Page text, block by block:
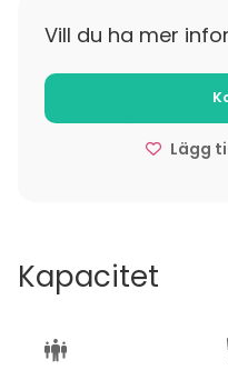
Vill du ha mer
Lägg
Kapacitet